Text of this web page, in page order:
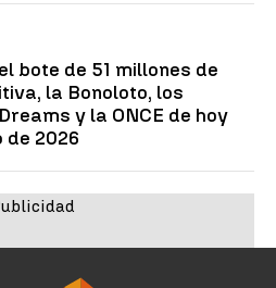
bote de 51 millones de
la Bonoloto, los
y la ONCE de hoy
de 2026